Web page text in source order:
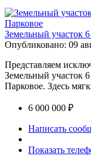
Земельный участок
Опубликовано: 09
Представляем
Земельный участок
Парковое. Здесь
6 000 000 ₽
Написать
Показать